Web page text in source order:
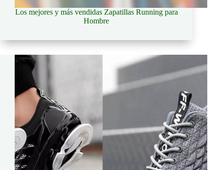
Los mejores y más vendidas Zapatillas Running para
Hombre